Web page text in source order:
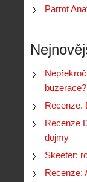
Parrot
buzerace?
Recenze.
Recenze
dojmy
Skeeter:
Recenze: